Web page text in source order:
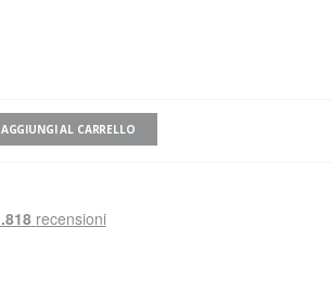
AGGIUNGI AL CARRELLO